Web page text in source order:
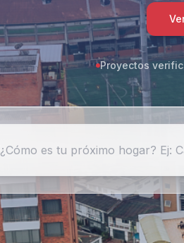
Proyectos
¿Cómo es tu próximo hogar? Ej: